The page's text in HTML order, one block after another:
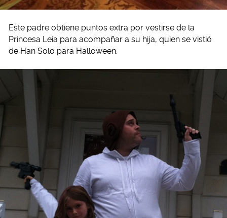
Este padre obtiene puntos extra por vestirse de la
Princesa Leia para acompañar a su hija, quien se vistió
de Han Solo para Halloween.